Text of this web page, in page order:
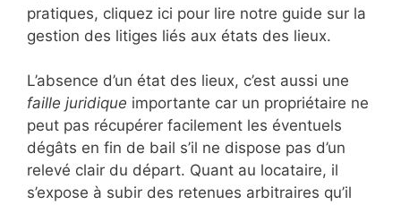
pratiques, cliquez ici pour lire notre guide sur la
gestion des litiges liés aux états des lieux.
L’absence d’un état des lieux, c’est aussi une
faille juridique importante car un propriétaire ne
peut pas récupérer facilement les éventuels
dégâts en fin de bail s’il ne dispose pas d’un
relevé clair du départ. Quant au locataire, il
s’expose à subir des retenues arbitraires qu’il